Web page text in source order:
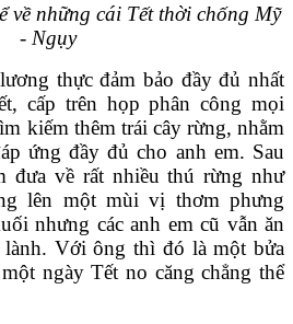
về những cái Tết thời chống Mỹ
- Ngụy
thực đảm bảo đầy đủ nhất
cấp trên họp phân công mọi
kiếm thêm trái cây rừng, nhằm
ứng đầy đủ cho anh em. Sau
đưa về rất nhiều thú rừng như
lên một mùi vị thơm phưng
nhưng các anh em cũ vẫn ăn
lành. Với ông thì đó là một bửa
ngày Tết no căng chẳng thể